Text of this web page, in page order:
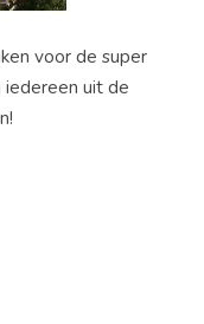
voor de super
iedereen uit de